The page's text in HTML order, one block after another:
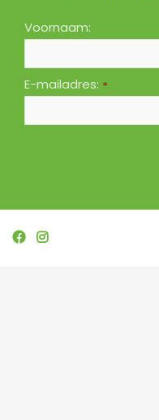
Voornaam:
E-mailadres: *